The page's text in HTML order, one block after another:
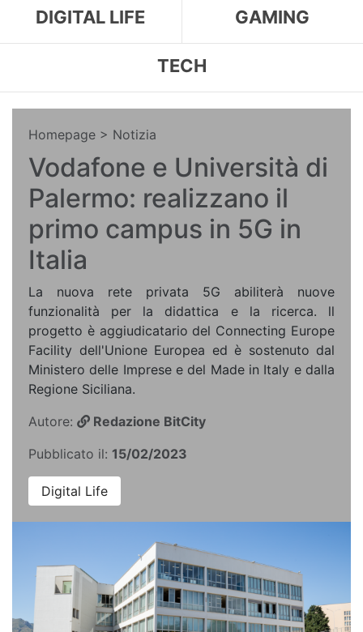
DIGITAL LIFE GAMING
TECH
Homepage > Notizia
Vodafone e Università di
Palermo: realizzano il
primo campus in 5G in
Italia
La nuova rete privata 5G abiliterà nuove
funzionalità per la didattica e la ricerca. ll
progetto è aggiudicatario del Connecting Europe
Facility dell'Unione Europea ed è sostenuto dal
Ministero delle Imprese e del Made in Italy e dalla
Regione Siciliana.
Autore:
Redazione BitCity
Pubblicato il: 15/02/2023
Digital Life